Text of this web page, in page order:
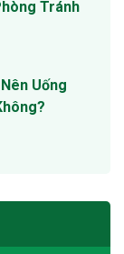
Tránh
Uống